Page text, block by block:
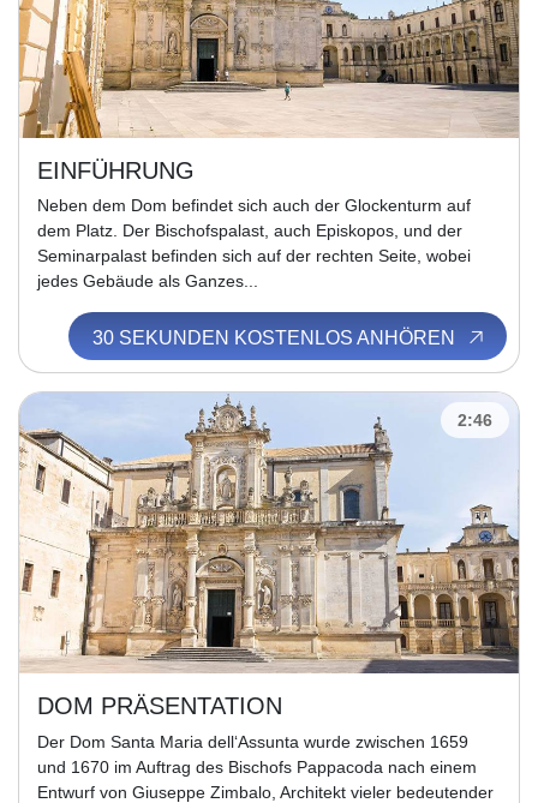
EINFÜHRUNG
Neben dem Dom befindet sich auch der Glockenturm auf
dem Platz. Der Bischofspalast, auch Episkopos, und der
Seminarpalast befinden sich auf der rechten Seite, wobei
jedes Gebäude als Ganzes...
30 SEKUNDEN KOSTENLOS ANHÖREN
2:46
DOM PRÄSENTATION
Der Dom Santa Maria dell‘Assunta wurde zwischen 1659
und 1670 im Auftrag des Bischofs Pappacoda nach einem
Entwurf von Giuseppe Zimbalo, Architekt vieler bedeutender